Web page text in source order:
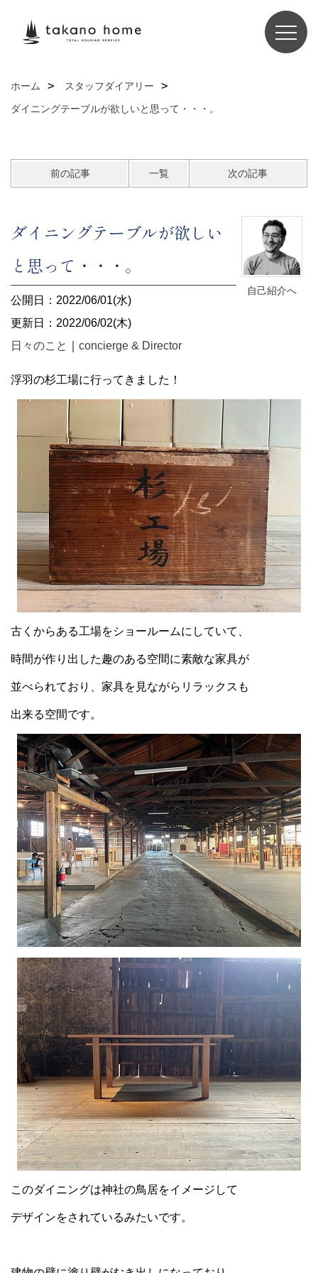
ホーム
スタッフダイアリー
ダイニングテーブルが欲しいと思って・・・。
前の記事 一覧 次の記事
自己紹介へ
ダイニングテーブルが欲しい
と思って・・・。
公開日：2022/06/01(水)
更新日：2022/06/02(木)
日々のこと
concierge & Director
浮羽の杉工場に行ってきました！
古くからある工場をショールームにしていて、
時間が作り出した趣のある空間に素敵な家具が
並べられており、家具を見ながらリラックスも
出来る空間です。
このダイニングは神社の鳥居をイメージして
デザインをされているみたいです。